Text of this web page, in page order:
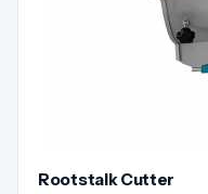
Rootstalk Cutter